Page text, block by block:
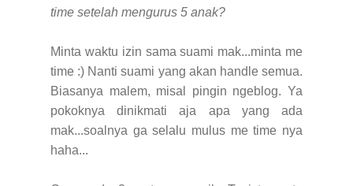
time setelah mengurus 5 anak?
Minta waktu izin sama suami mak...minta me
time :) Nanti suami yang akan handle semua.
Biasanya malem, misal pingin ngeblog. Ya
pokoknya dinikmati aja apa yang ada
mak...soalnya ga selalu mulus me time nya
haha...